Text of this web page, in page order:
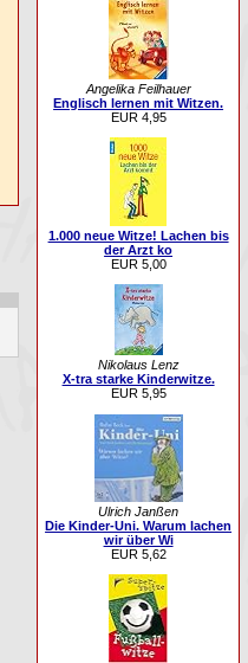
Angelika Feilhauer
Englisch lernen mit Witzen.
EUR 4,95
1.000 neue Witze! Lachen bis
der Arzt ko
EUR 5,00
Nikolaus Lenz
X-tra starke Kinderwitze.
EUR 5,95
Ulrich Janßen
Die Kinder-Uni. Warum lachen
wir über Wi
EUR 5,62